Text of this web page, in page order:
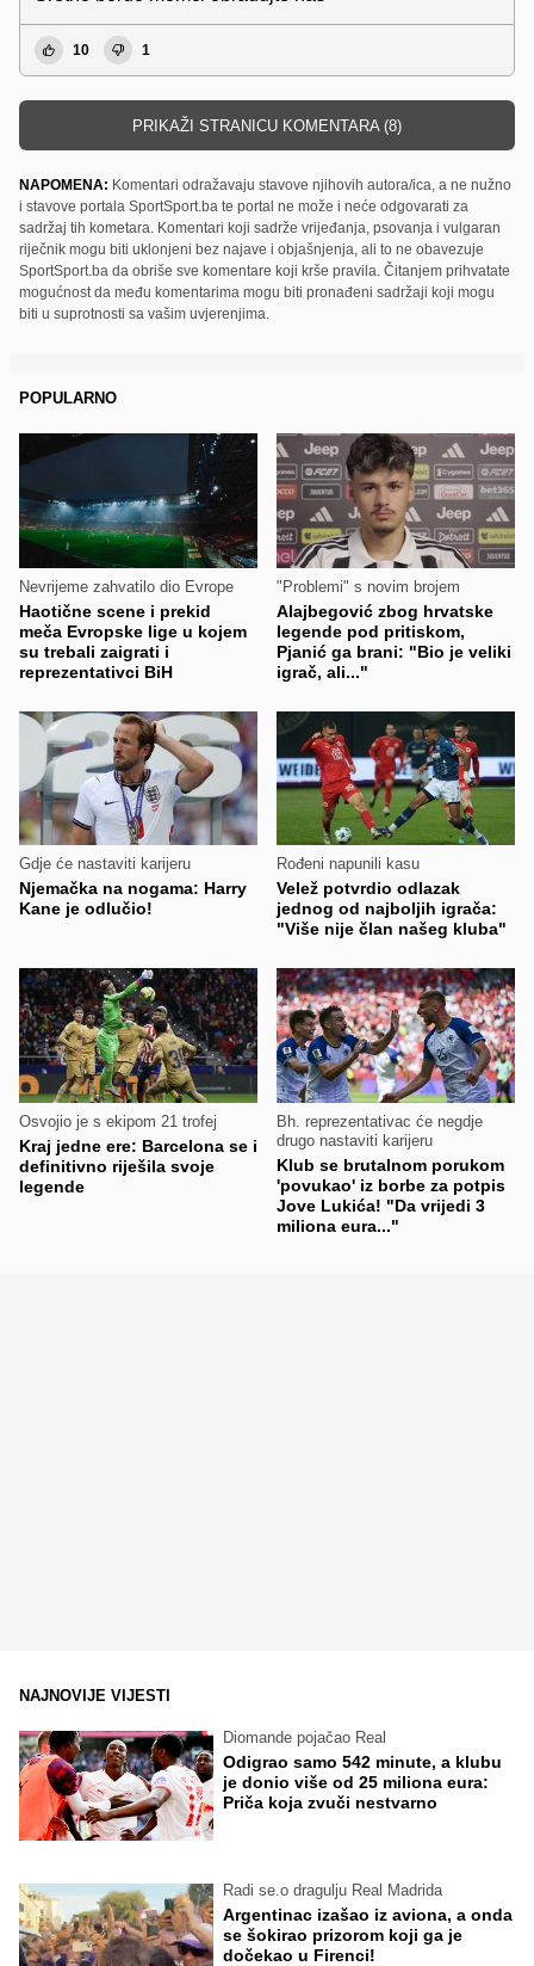
10 1
PRIKAŽI STRANICU KOMENTARA (8)
NAPOMENA: Komentari odražavaju stavove njihovih autora/ica, a ne nužno
i stavove portala SportSport.ba te portal ne može i neće odgovarati za
sadržaj tih kometara. Komentari koji sadrže vrijeđanja, psovanja i vulgaran
riječnik mogu biti uklonjeni bez najave i objašnjenja, ali to ne obavezuje
SportSport.ba da obriše sve komentare koji krše pravila. Čitanjem prihvatate
mogućnost da među komentarima mogu biti pronađeni sadržaji koji mogu
biti u suprotnosti sa vašim uvjerenjima.
POPULARNO
Nevrijeme zahvatilo dio Evrope
Haotične scene i prekid
meča Evropske lige u kojem
su trebali zaigrati i
reprezentativci BiH
"Problemi" s novim brojem
Alajbegović zbog hrvatske
legende pod pritiskom,
Pjanić ga brani: "Bio je veliki
igrač, ali..."
Gdje će nastaviti karijeru
Njemačka na nogama: Harry
Kane je odlučio!
Rođeni napunili kasu
Velež potvrdio odlazak
jednog od najboljih igrača:
"Više nije član našeg kluba"
Osvojio je s ekipom 21 trofej
Kraj jedne ere: Barcelona se i
definitivno riješila svoje
legende
Bh. reprezentativac će negdje
drugo nastaviti karijeru
Klub se brutalnom porukom
'povukao' iz borbe za potpis
Jove Lukića! "Da vrijedi 3
miliona eura..."
NAJNOVIJE VIJESTI
Diomande pojačao Real
Odigrao samo 542 minute, a klubu
je donio više od 25 miliona eura:
Priča koja zvuči nestvarno
Radi se.o dragulju Real Madrida
Argentinac izašao iz aviona, a onda
se šokirao prizorom koji ga je
dočekao u Firenci!